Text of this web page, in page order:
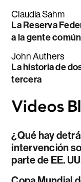
Claudia Sahm
La Reserva
a la gente común
John Authers
La historia de
tercera
¿Qué hay
intervención
parte de EE.